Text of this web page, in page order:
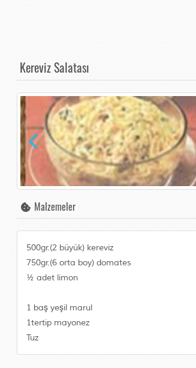
Kereviz Salatası
Malzemeler
500gr.(2 büyük) kereviz
750gr.(6 orta boy) domates
½ adet limon
1 baş yeşil marul
1tertip mayonez
Tuz